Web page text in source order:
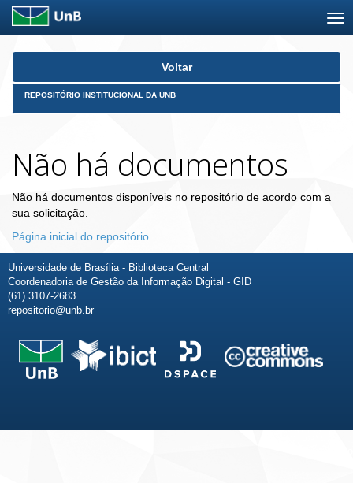
Skip
Voltar
REPOSITÓRIO INSTITUCIONAL DA UNB
Não há documentos
Não há documentos disponíveis no repositório de acordo com a
sua solicitação.
Página inicial do repositório
Universidade de Brasília - Biblioteca Central
Coordenadoria de Gestão da Informação Digital - GID
(61) 3107-2683
repositorio@unb.br